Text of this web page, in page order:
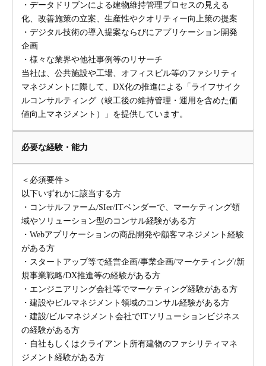
・データドリブンによる建物維持管理プロセスの見える
化、改善施策の立案、生産性やクオリティー向上策の提案
・デジタル技術の導入提案ならびにアプリケーション開発
企画
・様々な業界や他社事例等のリサーチ
当社は、公共施設や工場、オフィスビル等のファシリティ
マネジメントに際して、DX化の推進による「ライフサイク
ルコンサルティング（竣工後の維持管理・運用を含めた価
値向上マネジメント）」を提供しています。
必要な経験・能力
＜必須要件＞
以下いずれかに該当する方
・コンサルファーム/SIer/ITベンダーで、マーケティング領
域やソリューション型のコンサル経験がある方
・Webアプリケーションの商品開発や顧客マネジメント経験
がある方
・スタートアップ等で経営企画/事業企画/マーケティング/新
規事業戦略/DX推進等の経験がある方
・エンジニアリング会社等でマーケティング経験がある方
・建設やビルマネジメント領域のコンサル経験がある方
・建設/ビルマネジメント会社でITソリューションビジネス
の経験がある方
・自社もしくはクライアント所有建物のファシリティマネ
ジメント経験がある方